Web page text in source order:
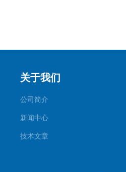
关于我们
公司简介
新闻中心
技术文章